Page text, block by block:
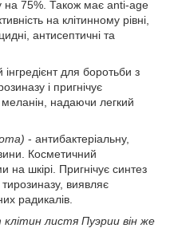
на 75%. Також має anti-age
на клітинному рівні,
антисептичні та
для боротьби з
і пригнічує
меланін, надаючи легкий
- антибактеріальну,
Косметичний
на шкірі. Пригнічує синтез
виявляє
радикалів.
листя Пуэрии він же